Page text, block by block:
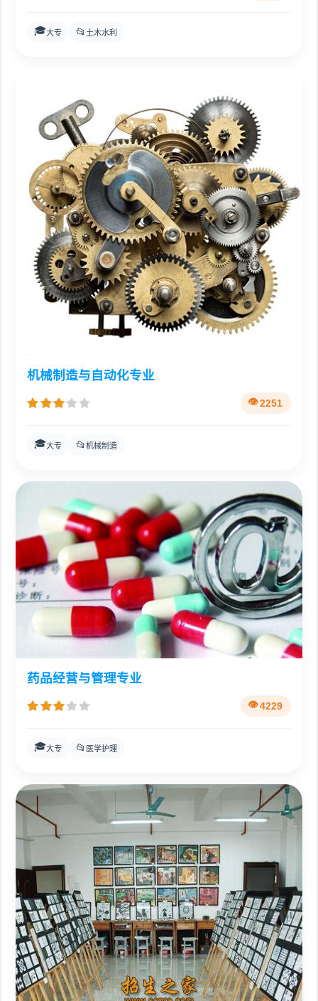
🎓大专 📂 土木水利
机械制造与自动化专业
2251
🎓大专 📂 机械制造
药品经营与管理专业
4229
🎓大专 📂 医学护理